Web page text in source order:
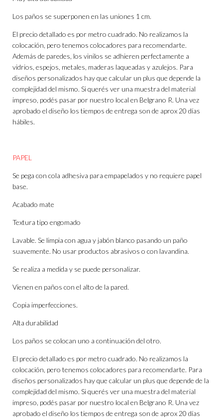
Los paños se superponen en las uniones 1 cm.
El precio detallado es por metro cuadrado. No realizamos la
colocación, pero tenemos colocadores para recomendarte.
Además de paredes, los vinilos se adhieren perfectamente a
vidrios, espejos, metales, maderas laqueadas y azulejos. Para
diseños personalizados hay que calcular un plus que depende la
complejidad del mismo. Si querés ver una muestra del material
impreso, podés pasar por nuestro local en Belgrano R. Una vez
aprobado el diseño los tiempos de entrega son de aprox 20 días
hábiles.
PAPEL
Se pega con cola adhesiva para empapelados y no requiere papel
base.
Acabado mate
Textura tipo engomado
Lavable. Se limpia con agua y jabón blanco pasando un paño
suavemente. No usar productos abrasivos o con lavandina.
Se realiza a medida y se puede personalizar.
Vienen en paños con el alto de la pared.
Copia imperfecciones.
Alta durabilidad
Los paños se colocan uno a continuación del otro.
El precio detallado es por metro cuadrado. No realizamos la
colocación, pero tenemos colocadores para recomendarte. Para
diseños personalizados hay que calcular un plus que depende de la
complejidad del mismo. Si querés ver una muestra del material
impreso, podés pasar por nuestro local en Belgrano R. Una vez
aprobado el diseño los tiempos de entrega son de aprox 20 días